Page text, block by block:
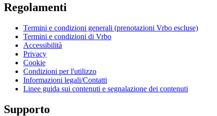
Regolamenti
Termini e condizioni generali (prenotazioni Vrbo escluse)
Termini e condizioni di Vrbo
Accessibilità
Privacy
Cookie
Condizioni per l'utilizzo
Informazioni legali/Contatti
Linee guida sui contenuti e segnalazione dei contenuti
Supporto